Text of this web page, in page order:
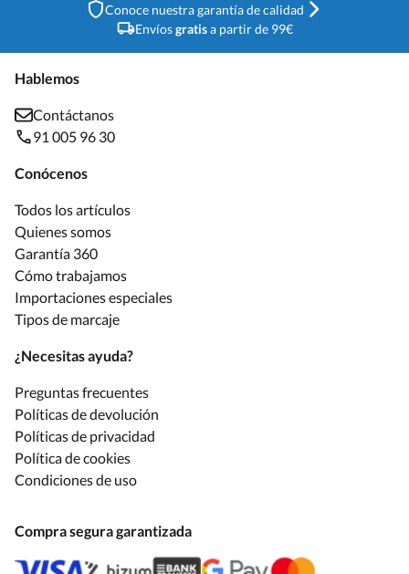
Conoce nuestra garantía de calidad
Envíosgratisa partir de 99€
Hablemos
Contáctanos
91 005 96 30
Conócenos
Todos los artículos
Quienes somos
Garantía 360
Cómo trabajamos
Importaciones especiales
Tipos de marcaje
¿Necesitas ayuda?
Preguntas frecuentes
Políticas de devolución
Políticas de privacidad
Política de cookies
Condiciones de uso
Compra segura garantizada